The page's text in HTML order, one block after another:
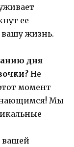
ее
вашу жизнь.
дня
Не
момент
Мы
вашей